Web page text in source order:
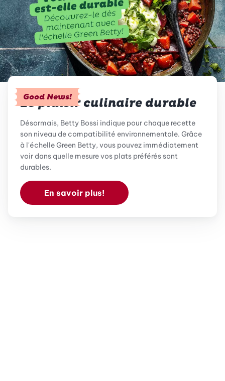
Good News!
Le plaisir culinaire durable
Désormais, Betty Bossi indique pour chaque recette
son niveau de compatibilité environnementale. Grâce
à l'échelle Green Betty, vous pouvez immédiatement
voir dans quelle mesure vos plats préférés sont
durables.
En savoir plus!